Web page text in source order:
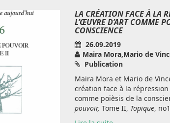
LA CRÉATION FACE À LA
L’ŒUVRE D’ART COMME
CONSCIENCE
26.09.2019
Maira Mora,Mario de
Publication
Maira Mora et Mario de
création face à la répression
comme poïèsis de la
pouvoir, Tome II, Topique,